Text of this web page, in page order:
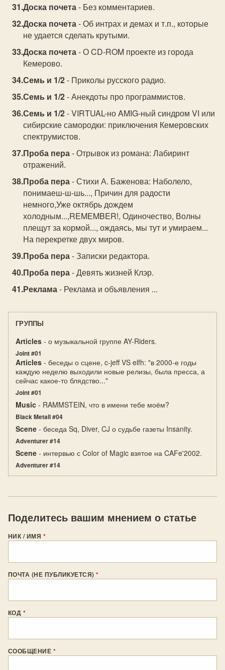
Доска почета- Без комментариев.
Доска почета- Об интрах и демах и т.п., которые
не удается сделать крутыми.
Доска почета- О CD-ROM проекте из города
Кемерово.
Семь и 1/2- Приколы русского радио.
Семь и 1/2- Анекдоты про программистов.
Семь и 1/2- VIRTUAL-но AMIG-ный синдром VI или
сибирские самородки: приключения Кемеровских
спектрумистов.
Проба пера- Отрывок из романа: Лабиринт
отражений.
Проба пера- Стихи А. Баженова: Наболело,
понимаеш-ш-шь..., Причин для радости
немного,Уже октябрь дождем
холодным...,REMEMBER!, Одиночество, Волны
плещут за кормой..., ождаясь, мы тут и умираем...
На перекретке двух миров.
Проба пера- Записки редактора.
Проба пера- Девять жизней Клэр.
Реклама- Реклама и объявления ...
ГРУППЫ
Articles - о музыкальной группе AY-Riders.
Joint #01
Articles - беседы о сцене, c-jeff VS elfh: "в 2000-е годы
каждую неделю выходили новые релизы, была пресса, а
сейчас какое-то блядство..."
Joint #01
Music - RAMMSTEIN, что в имени тебе моём?
Black Metall #04
Scene - беседа Sq, Diver, CJ о судьбе газеты Insanity.
Adventurer #14
Scene - интервью с Color of Magic взятое на CAFe'2002.
Adventurer #14
Поделитесь вашим мнением о статье
НИК / ИМЯ *
ПОЧТА (НЕ ПУБЛИКУЕТСЯ)*
КОД *
СООБЩЕНИЕ *